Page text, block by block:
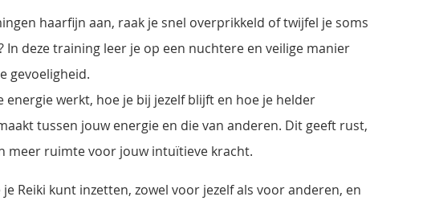
haarfijn aan, raak je snel overprikkeld of twijfel je soms
In deze training leer je op een nuchtere en veilige manier
gevoeligheid.
energie werkt, hoe je bij jezelf blijft en hoe je helder
tussen jouw energie en die van anderen. Dit geeft rust,
meer ruimte voor jouw intuïtieve kracht.
je Reiki kunt inzetten, zowel voor jezelf als voor anderen, en